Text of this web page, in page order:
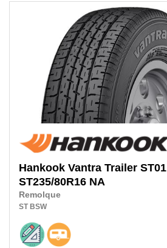
Hankook Vantra Trailer ST01
ST235/80R16 NA
Remolque
ST BSW